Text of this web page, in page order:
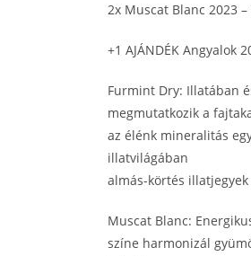
2x Muscat Blanc 2023
+1 AJÁNDÉK Angyalok
Furmint Dry: Illatában
megmutatkozik a
az élénk mineralitás
illatvilágában
almás-körtés
Muscat Blanc:
színe harmonizál